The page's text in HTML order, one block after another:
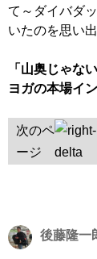
て～ダイバダ
いたのを思い出
「山奥じゃな
ヨガの本場イ
次のペ
ージ
後藤隆一